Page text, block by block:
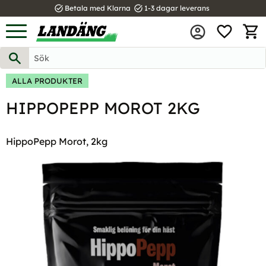
Meny
task_alt Betala med Klarna task_alt 1-3 dagar leverans
ALLA PRODUKTER
HIPPOPEPP MOROT 2KG
HippoPepp Morot, 2kg